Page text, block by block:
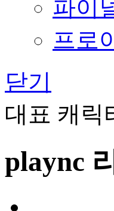
파이
프로
닫기
대표 캐릭
plaync